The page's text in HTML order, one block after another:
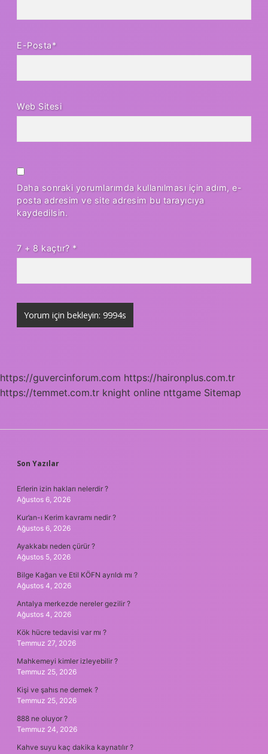
E-Posta*
Web Sitesi
Daha sonraki yorumlarımda kullanılması için adım, e-
posta adresim ve site adresim bu tarayıcıya
kaydedilsin.
7 + 8 kaçtır? *
https://guvercinforum.com https://haironplus.com.tr
https://temmet.com.tr knight online nttgame Sitemap
SIDEBAR
Son Yazılar
Erlerin izin hakları nelerdir ?
Ağustos 6, 2026
Kur’an-ı Kerim kavramı nedir ?
Ağustos 6, 2026
Ayakkabı neden çürür ?
Ağustos 5, 2026
Bilge Kağan ve Etil KÖFN ayrıldı mı ?
Ağustos 4, 2026
Antalya merkezde nereler gezilir ?
Ağustos 4, 2026
Kök hücre tedavisi var mı ?
Temmuz 27, 2026
Mahkemeyi kimler izleyebilir ?
Temmuz 25, 2026
Kişi ve şahıs ne demek ?
Temmuz 25, 2026
888 ne oluyor ?
Temmuz 24, 2026
Kahve suyu kaç dakika kaynatılır ?